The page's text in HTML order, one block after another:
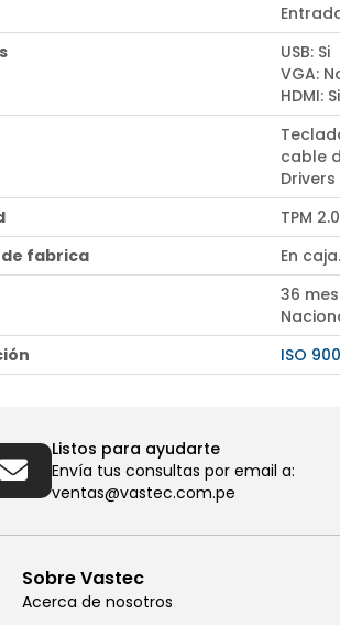
USB: Si
VGA:
HDMI: Si
cable
TPM 2.0
de fabrica
En caja.
36
ISO
Listos para ayudarte
Envía tus consultas por email a:
ventas@vastec.com.pe
Sobre Vastec
Acerca de nosotros